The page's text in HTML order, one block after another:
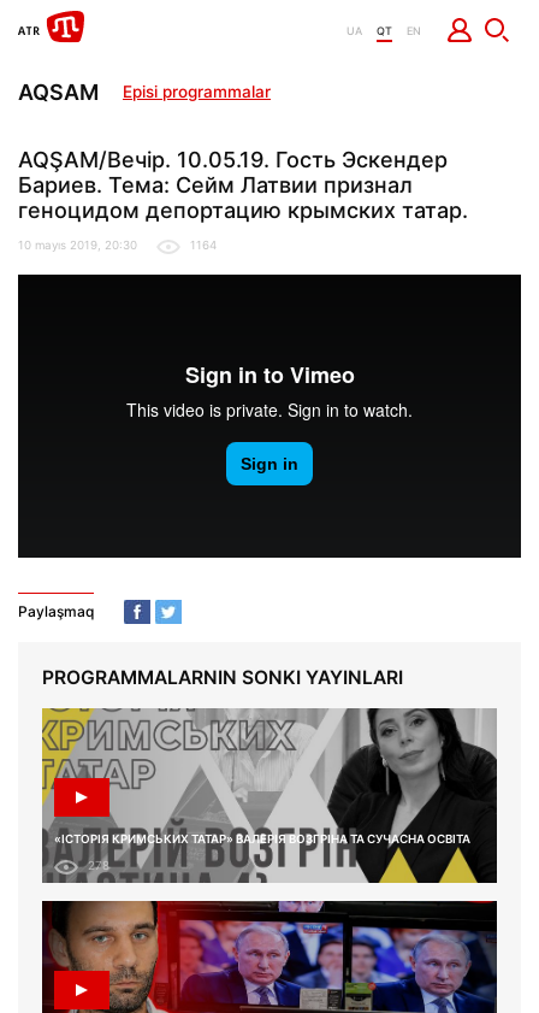
UA QT EN
AQSAM Episi programmalar
AQŞAM/Вечір. 10.05.19. Гость Эскендер
Бариев. Тема: Сейм Латвии признал
геноцидом депортацию крымских татар.
10 mayıs 2019, 20:30 1164
Paylaşmaq
PROGRAMMALARNIN SONKI YAYINLARI
«ІСТОРІЯ КРИМСЬКИХ ТАТАР» ВАЛЕРІЯ ВОЗГРІНА ТА СУЧАСНА ОСВІТА
278